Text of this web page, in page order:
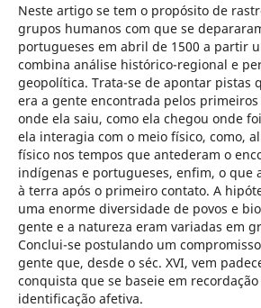
Neste artigo se tem o propósito de
grupos humanos com que se
portugueses em abril de 1500 a partir
combina análise histórico-regional e
geopolítica. Trata-se de apontar pistas
era a gente encontrada pelos
onde ela saiu, como ela chegou onde
ela interagia com o meio físico, como,
físico nos tempos que antederam o
indígenas e portugueses, enfim, o que
à terra após o primeiro contato. A
uma enorme diversidade de povos e
gente e a natureza eram variadas em
Conclui-se postulando um
gente que, desde o séc. XVI, vem
conquista que se baseie em
identificação afetiva.